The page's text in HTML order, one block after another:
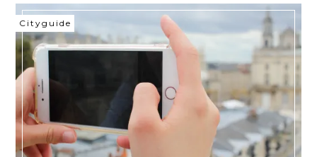
Cityguide